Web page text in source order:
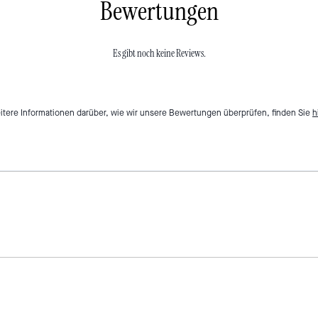
Bewertungen
Es gibt noch keine Reviews.
Informationen darüber, wie wir unsere Bewertungen überprüfen, finden Sie